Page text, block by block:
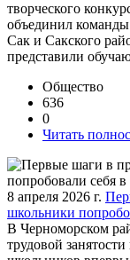
творческого
объединил
Сак и Сакского
представили
Общество
636
0
Читать
8 апреля 2026 г.
школьники
В Черноморском
трудовой